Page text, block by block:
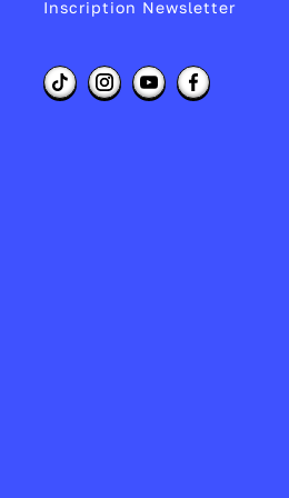
Inscription Newsletter